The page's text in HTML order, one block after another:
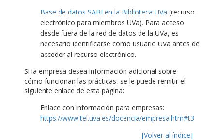
Base de datos SABI en la Biblioteca UVa (recurso
electrónico para miembros UVa). Para acceso
desde fuera de la red de datos de la UVa, es
necesario identificarse como usuario UVa antes de
acceder al recurso electrónico.
Si la empresa desea información adicional sobre
cómo funcionan las prácticas, se le puede remitir el
siguiente enlace de esta página:
Enlace con información para empresas:
https://www.tel.uva.es/docencia/empresa.htm#t3
[Volver al índice]